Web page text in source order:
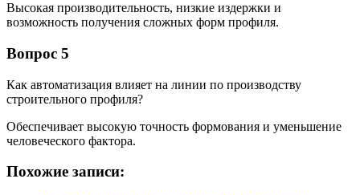
Высокая производительность, низкие издержки и
возможность получения сложных форм профиля.
Вопрос 5
Как автоматизация влияет на линии по производству
строительного профиля?
Обеспечивает высокую точность формования и уменьшение
человеческого фактора.
Похожие записи: